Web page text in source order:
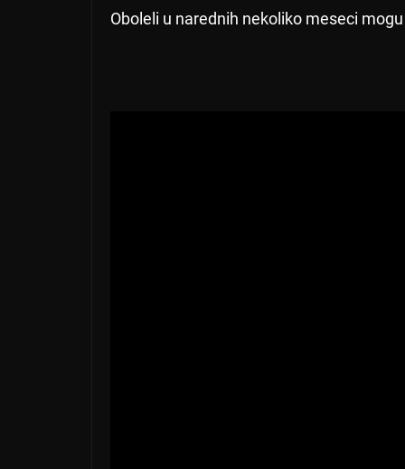
Oboleli u narednih nekoliko meseci